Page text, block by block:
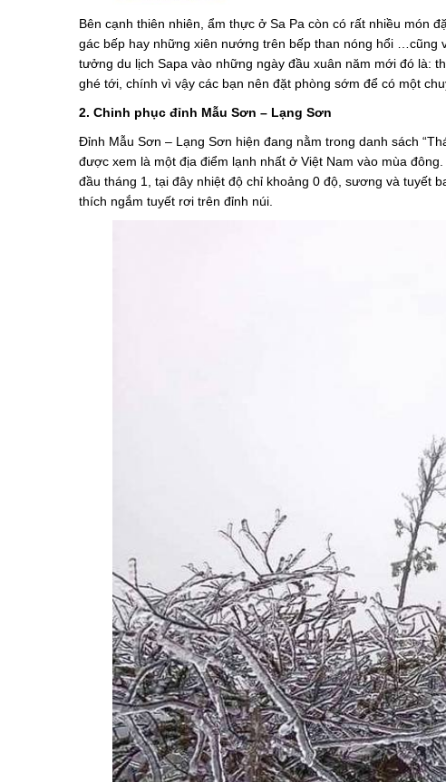
Bên cạnh thiên nhiên, ẩm thực ở Sa Pa còn có rất nhiều món
gác bếp hay những xiên nướng trên bếp than nóng hổi …cũng
tưởng du lịch Sapa vào những ngày đầu xuân năm mới đó là:
ghé tới, chính vì vậy các bạn nên đặt phòng sớm để có một
2. Chinh phục đỉnh Mẫu Sơn – Lạng Sơn
Đỉnh Mẫu Sơn – Lạng Sơn hiện đang nằm trong danh sách
được xem là một địa điểm lạnh nhất ở Việt Nam vào mùa
đầu tháng 1, tại đây nhiệt độ chỉ khoảng 0 độ, sương và tuyết
thích ngắm tuyết rơi trên đỉnh núi.